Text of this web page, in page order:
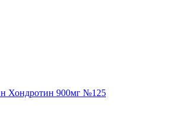
Хондротин 900мг №125